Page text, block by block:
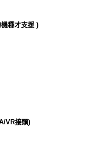
種才支援 )
VR接頭)